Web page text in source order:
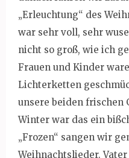
„Erleuchtung“ des
war sehr voll, sehr
nicht so groß, wie ich
Frauen und Kinder
Lichterketten
unsere beiden frischen
Winter war das ein
„Frozen“ sangen wir
Weihnachtslieder.